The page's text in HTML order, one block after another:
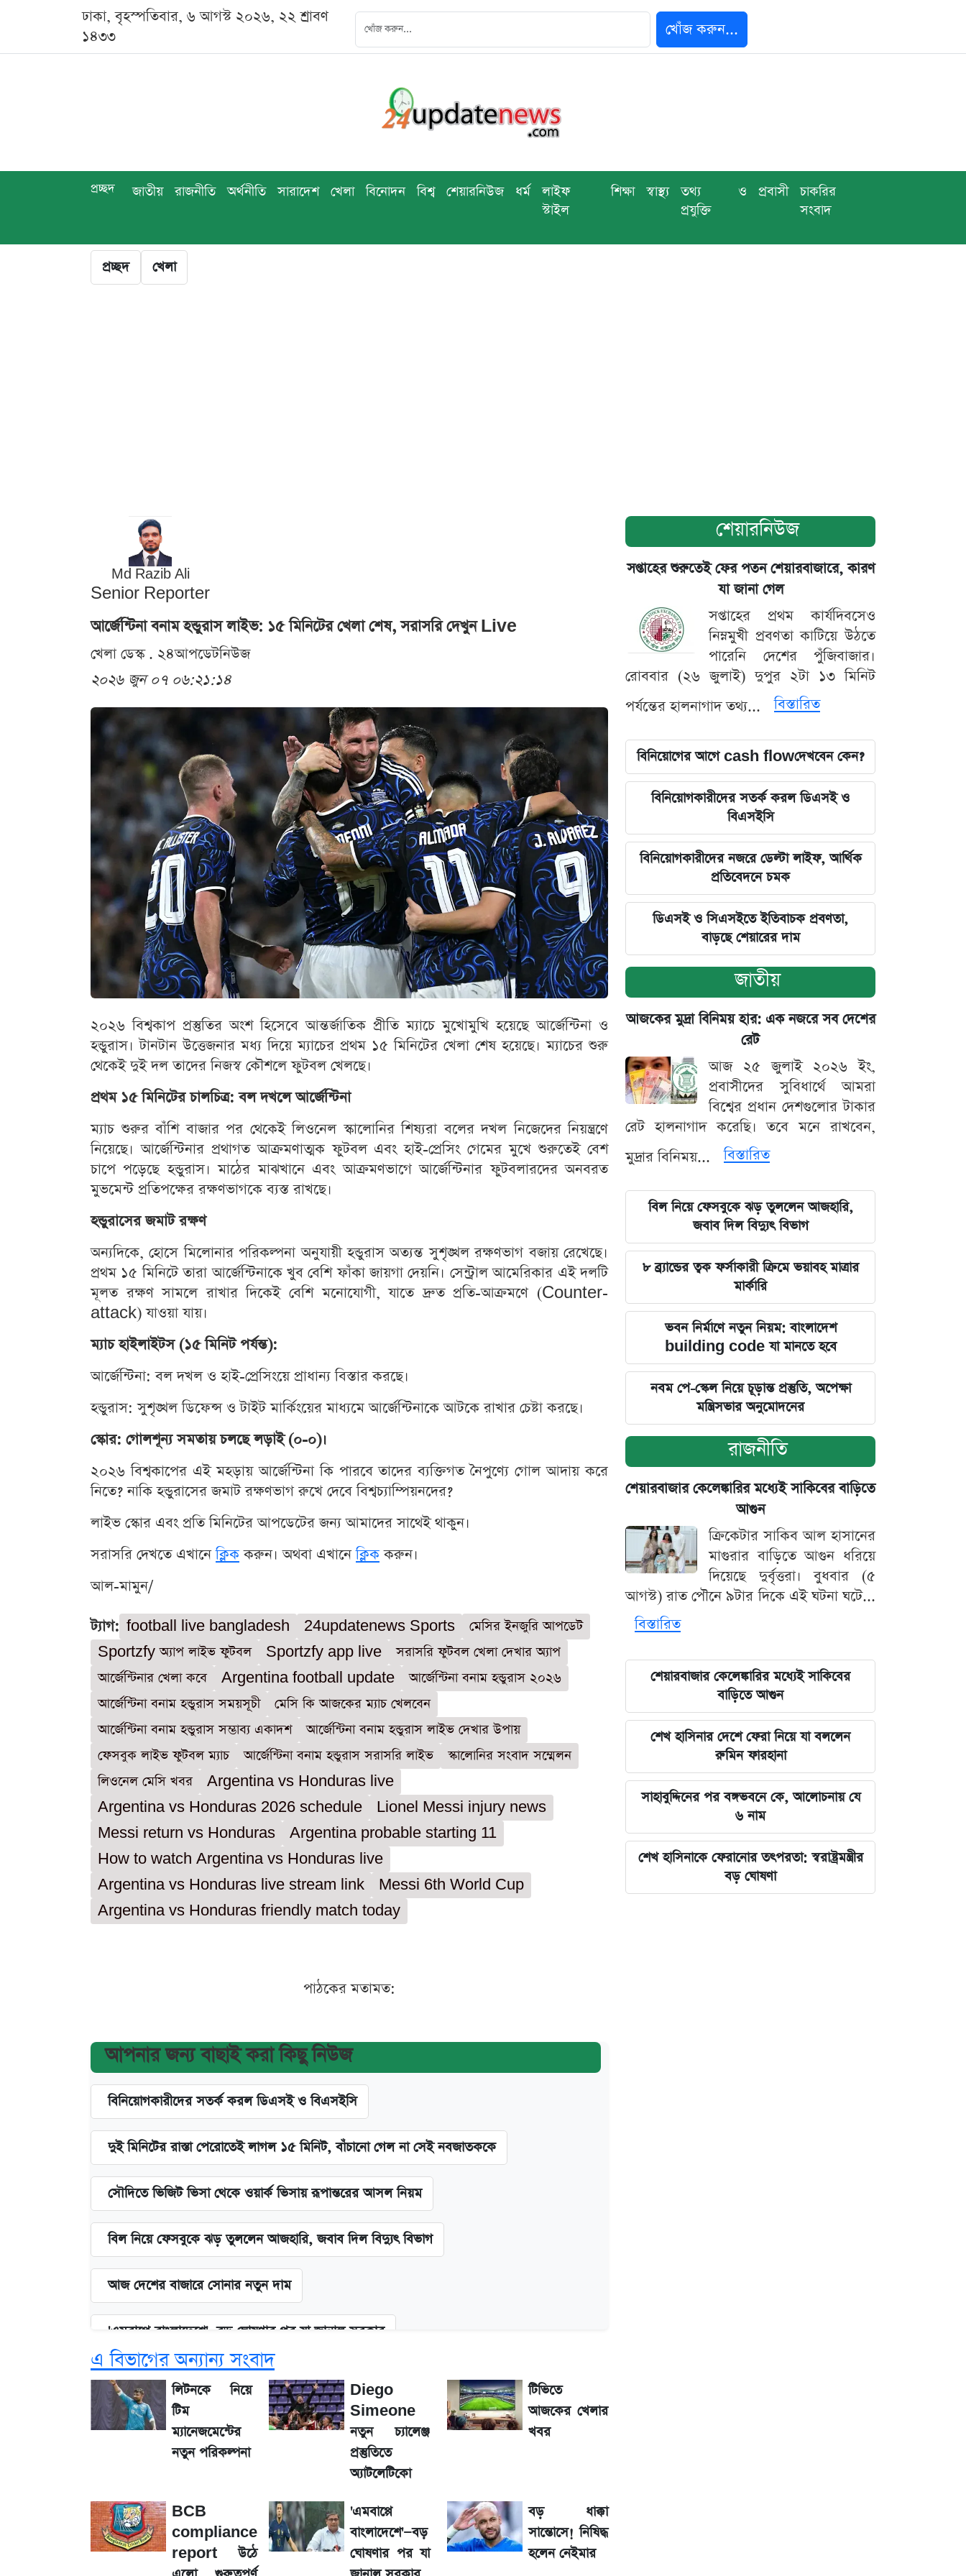
ঢাকা, বৃহস্পতিবার, ৬ আগস্ট ২০২৬, ২২ শ্রাবণ
১৪৩৩
খোঁজ করুন...
প্রচ্ছদ জাতীয় রাজনীতি অর্থনীতি সারাদেশ খেলা বিনোদন বিশ্ব শেয়ারনিউজ ধর্ম
লাইফ
স্টাইল
শিক্ষা স্বাস্থ্য
তথ্য ও
প্রযুক্তি
প্রবাসী
চাকরির
সংবাদ
প্রচ্ছদ খেলা
Md Razib Ali
Senior Reporter
আর্জেন্টিনা বনাম হন্ডুরাস লাইভ: ১৫ মিনিটের খেলা শেষ, সরাসরি দেখুন Live
খেলা ডেস্ক . ২৪আপডেটনিউজ
২০২৬ জুন ০৭ ০৬:২১:১৪
২০২৬ বিশ্বকাপ প্রস্তুতির অংশ হিসেবে আন্তর্জাতিক প্রীতি ম্যাচে মুখোমুখি হয়েছে আর্জেন্টিনা ও
হন্ডুরাস। টানটান উত্তেজনার মধ্য দিয়ে ম্যাচের প্রথম ১৫ মিনিটের খেলা শেষ হয়েছে। ম্যাচের শুরু
থেকেই দুই দল তাদের নিজস্ব কৌশলে ফুটবল খেলছে।
প্রথম ১৫ মিনিটের চালচিত্র: বল দখলে আর্জেন্টিনা
ম্যাচ শুরুর বাঁশি বাজার পর থেকেই লিওনেল স্কালোনির শিষ্যরা বলের দখল নিজেদের নিয়ন্ত্রণে
নিয়েছে। আর্জেন্টিনার প্রথাগত আক্রমণাত্মক ফুটবল এবং হাই-প্রেসিং গেমের মুখে শুরুতেই বেশ
চাপে পড়েছে হন্ডুরাস। মাঠের মাঝখানে এবং আক্রমণভাগে আর্জেন্টিনার ফুটবলারদের অনবরত
মুভমেন্ট প্রতিপক্ষের রক্ষণভাগকে ব্যস্ত রাখছে।
হন্ডুরাসের জমাট রক্ষণ
অন্যদিকে, হোসে মিলোনার পরিকল্পনা অনুযায়ী হন্ডুরাস অত্যন্ত সুশৃঙ্খল রক্ষণভাগ বজায় রেখেছে।
প্রথম ১৫ মিনিটে তারা আর্জেন্টিনাকে খুব বেশি ফাঁকা জায়গা দেয়নি। সেন্ট্রাল আমেরিকার এই দলটি
মূলত রক্ষণ সামলে রাখার দিকেই বেশি মনোযোগী, যাতে দ্রুত প্রতি-আক্রমণে (Counter-
attack) যাওয়া যায়।
ম্যাচ হাইলাইটস (১৫ মিনিট পর্যন্ত):
আর্জেন্টিনা: বল দখল ও হাই-প্রেসিংয়ে প্রাধান্য বিস্তার করছে।
হন্ডুরাস: সুশৃঙ্খল ডিফেন্স ও টাইট মার্কিংয়ের মাধ্যমে আর্জেন্টিনাকে আটকে রাখার চেষ্টা করছে।
স্কোর: গোলশূন্য সমতায় চলছে লড়াই (০-০)।
২০২৬ বিশ্বকাপের এই মহড়ায় আর্জেন্টিনা কি পারবে তাদের ব্যক্তিগত নৈপুণ্যে গোল আদায় করে
নিতে? নাকি হন্ডুরাসের জমাট রক্ষণভাগ রুখে দেবে বিশ্বচ্যাম্পিয়নদের?
লাইভ স্কোর এবং প্রতি মিনিটের আপডেটের জন্য আমাদের সাথেই থাকুন।
সরাসরি দেখতে এখানেক্লিককরুন। অথবা এখানেক্লিককরুন।
আল-মামুন/
ট্যাগ: football live bangladesh 24updatenews Sports
মেসির ইনজুরি আপডেট
Sportzfy অ্যাপ লাইভ ফুটবল
Sportzfy app live
সরাসরি ফুটবল খেলা দেখার অ্যাপ
আর্জেন্টিনার খেলা কবে
Argentina football update
আর্জেন্টিনা বনাম হন্ডুরাস ২০২৬
আর্জেন্টিনা বনাম হন্ডুরাস সময়সূচী
মেসি কি আজকের ম্যাচ খেলবেন
আর্জেন্টিনা বনাম হন্ডুরাস সম্ভাব্য একাদশ
আর্জেন্টিনা বনাম হন্ডুরাস লাইভ দেখার উপায়
ফেসবুক লাইভ ফুটবল ম্যাচ
আর্জেন্টিনা বনাম হন্ডুরাস সরাসরি লাইভ
স্কালোনির সংবাদ সম্মেলন
লিওনেল মেসি খবর
Argentina vs Honduras live
Argentina vs Honduras 2026 schedule
Lionel Messi injury news
Messi return vs Honduras
Argentina probable starting 11
How to watch Argentina vs Honduras live
Argentina vs Honduras live stream link
Messi 6th World Cup
Argentina vs Honduras friendly match today
পাঠকের মতামত:
আপনার জন্য বাছাই করা কিছু নিউজ
বিনিয়োগকারীদের সতর্ক করল ডিএসই ও বিএসইসি
দুই মিনিটের রাস্তা পেরোতেই লাগল ১৫ মিনিট, বাঁচানো গেল না সেই নবজাতককে
সৌদিতে ভিজিট ভিসা থেকে ওয়ার্ক ভিসায় রূপান্তরের আসল নিয়ম
বিল নিয়ে ফেসবুকে ঝড় তুললেন আজহারি, জবাব দিল বিদ্যুৎ বিভাগ
আজ দেশের বাজারে সোনার নতুন দাম
'এমবাপ্পে বাংলাদেশে'—বড় ঘোষণার পর যা জানাল সরকার
BCB compliance report উঠে এলো গুরুত্বপূর্ণ সুপারিশ
নবম পে-স্কেল নিয়ে চূড়ান্ত প্রস্তুতি, অপেক্ষা মন্ত্রিসভার অনুমোদনের
IMEI নম্বর চেক করার সহজ উপায়; Android ও iPhone-এ IMEI দেখবেন যেভাবে
৮ ব্র্যান্ডের ত্বক ফর্সাকারী ক্রিমে ভয়াবহ মাত্রার মার্কারি
এ বিভাগের অন্যান্য সংবাদ
লিটনকে নিয়ে
টিম
ম্যানেজমেন্টের
নতুন পরিকল্পনা
Diego
Simeone
নতুন চ্যালেঞ্জ
প্রস্তুতিতে
অ্যাটলেটিকো
টিভিতে
আজকের খেলার
খবর
BCB
compliance
report উঠে
'এমবাপ্পে
বাংলাদেশে'—বড়
ঘোষণার পর যা
বড় ধাক্কা
সান্তোসে! নিষিদ্ধ
হলেন নেইমার
শেয়ারনিউজ
সপ্তাহের শুরুতেই ফের পতন শেয়ারবাজারে, কারণ
যা জানা গেল
সপ্তাহের প্রথম কার্যদিবসেও
নিম্নমুখী প্রবণতা কাটিয়ে উঠতে
পারেনি দেশের পুঁজিবাজার।
রোববার (২৬ জুলাই) দুপুর ২টা ১৩ মিনিট
পর্যন্তের হালনাগাদ তথ্য...
বিস্তারিত
বিনিয়োগের আগে cash flowদেখবেন কেন?
বিনিয়োগকারীদের সতর্ক করল ডিএসই ও
বিএসইসি
বিনিয়োগকারীদের নজরে ডেল্টা লাইফ, আর্থিক
প্রতিবেদনে চমক
ডিএসই ও সিএসইতে ইতিবাচক প্রবণতা,
বাড়ছে শেয়ারের দাম
জাতীয়
আজকের মুদ্রা বিনিময় হার: এক নজরে সব দেশের
রেট
আজ ২৫ জুলাই ২০২৬ ইং,
প্রবাসীদের সুবিধার্থে আমরা
বিশ্বের প্রধান দেশগুলোর টাকার
রেট হালনাগাদ করেছি। তবে মনে রাখবেন,
মুদ্রার বিনিময়...
বিস্তারিত
বিল নিয়ে ফেসবুকে ঝড় তুললেন আজহারি,
জবাব দিল বিদ্যুৎ বিভাগ
৮ ব্র্যান্ডের ত্বক ফর্সাকারী ক্রিমে ভয়াবহ মাত্রার
মার্কারি
ভবন নির্মাণে নতুন নিয়ম: বাংলাদেশ
building code যা মানতে হবে
নবম পে-স্কেল নিয়ে চূড়ান্ত প্রস্তুতি, অপেক্ষা
মন্ত্রিসভার অনুমোদনের
রাজনীতি
শেয়ারবাজার কেলেঙ্কারির মধ্যেই সাকিবের বাড়িতে
আগুন
ক্রিকেটার সাকিব আল হাসানের
মাগুরার বাড়িতে আগুন ধরিয়ে
দিয়েছে দুর্বৃত্তরা। বুধবার (৫
আগস্ট) রাত পৌনে ৯টার দিকে এই ঘটনা ঘটে...
বিস্তারিত
শেয়ারবাজার কেলেঙ্কারির মধ্যেই সাকিবের
বাড়িতে আগুন
শেখ হাসিনার দেশে ফেরা নিয়ে যা বললেন
রুমিন ফারহানা
সাহাবুদ্দিনের পর বঙ্গভবনে কে, আলোচনায় যে
৬ নাম
শেখ হাসিনাকে ফেরানোর তৎপরতা: স্বরাষ্ট্রমন্ত্রীর
বড় ঘোষণা